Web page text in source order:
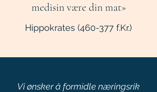
medisin være din mat»
Hippokrates (460-377 f.Kr.)
Vi ønsker å formidle næringsrik